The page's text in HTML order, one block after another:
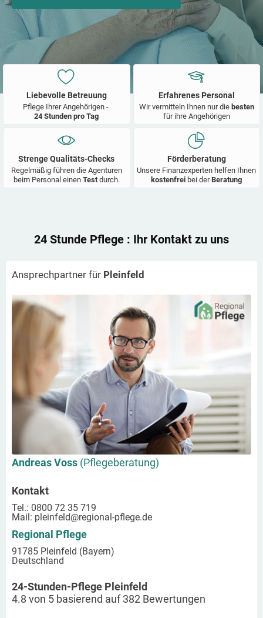
Liebevolle Betreuung
Pflege Ihrer Angehörigen -
24 Stunden pro Tag
Erfahrenes Personal
Wir vermitteln Ihnen nur die besten
für ihre Angehörigen
Strenge Qualitäts-Checks
Regelmäßig führen die Agenturen
beim Personal einen Test durch.
Förderberatung
Unsere Finanzexperten helfen Ihnen
kostenfrei bei derBeratung
24 Stunde Pflege : Ihr Kontakt zu uns
Ansprechpartner für Pleinfeld
Andreas Voss (Pflegeberatung)
Kontakt
Tel.: 0800 72 35 719
Mail: pleinfeld@regional-pflege.de
Regional Pflege
91785 Pleinfeld (Bayern)
Deutschland
24-Stunden-Pflege Pleinfeld
4.8 von 5 basierend auf382 Bewertungen